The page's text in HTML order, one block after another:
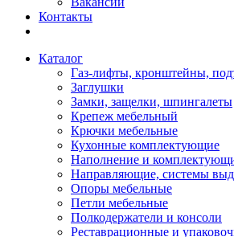
Контакты
Каталог
Газ-лифты, кронштейны,
Заглушки
Замки, защелки, шпингалеты
Крепеж мебельный
Крючки мебельные
Кухонные комплектующие
Наполнение и
Направляющие, системы
Опоры мебельные
Петли мебельные
Полкодержатели и консоли
Реставрационные и